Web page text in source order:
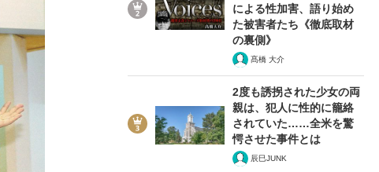
による性加害、語り始め
た被害者たち《徹底取材
の裏側》
髙橋 大介
2度も誘拐された少女の両
親は、犯人に性的に籠絡
されていた……全米を驚
愕させた事件とは
辰巳JUNK